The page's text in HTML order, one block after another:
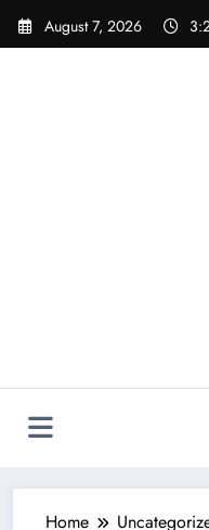
Skip
August 7, 2026
Home